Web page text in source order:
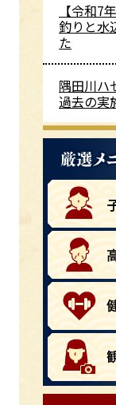
【令和7
釣りと水
た
隅田川ハ
過去の実